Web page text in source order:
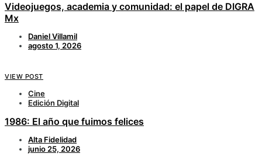
Videojuegos, academia y comunidad: el papel de DIGRA
Mx
Daniel Villamil
agosto 1, 2026
VIEW POST
Cine
Edición Digital
1986: El año que fuimos felices
Alta Fidelidad
junio 25, 2026